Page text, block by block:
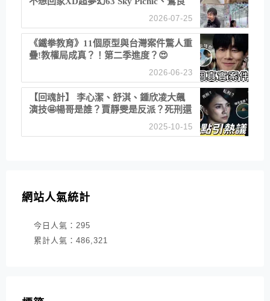
津帝王蟹大餐、《淚之女王》拍攝地、漢
2026-07-25
《鐵拳教育》11個原型與台灣案件驚人重
疊!教權局成真？！第二季進度？😍
2026-06-23
【回魂計】 李心潔、舒淇、鍾欣凌大飆
演技🤩楊哥是誰？賈靜雯是反派？死刑還
2025-10-15
網站人氣統計
今日人氣： 295
累計人氣： 486,321